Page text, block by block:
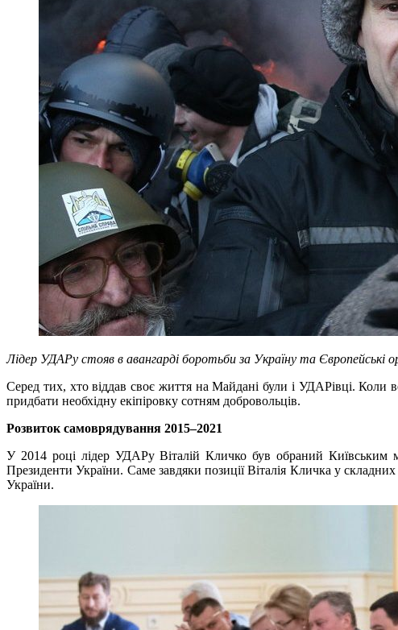
Лідер УДАРу стояв в авангарді боротьби за Україну та Європейські
Серед тих, хто віддав своє життя на Майдані були і УДАРівці. Коли
придбати необхідну екіпіровку сотням добровольців.
Розвиток самоврядування 2015–2021
У 2014 році лідер УДАРу Віталій Кличко був обраний Київським
Президенти України. Саме завдяки позиції Віталія Кличка у
України.